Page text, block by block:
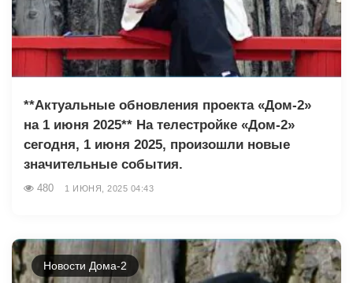
**Актуальные обновления проекта «Дом-2»
на 1 июня 2025** На телестройке «Дом-2»
сегодня, 1 июня 2025, произошли новые
значительные события.
480 1 ИЮНЯ, 2025 04:43
Новости Дома-2